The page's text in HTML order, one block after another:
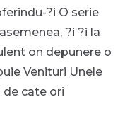
?i O serie
?i ?i la
on depunere o
Venituri Unele
cate ori